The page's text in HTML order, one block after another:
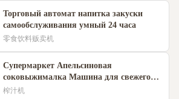
Торговый автомат напитка закуски
самообслуживания умный 24 часа
零食饮料贩卖机
Супермаркет Апельсиновая
соковыжималка Машина для свежего
сока
榨汁机